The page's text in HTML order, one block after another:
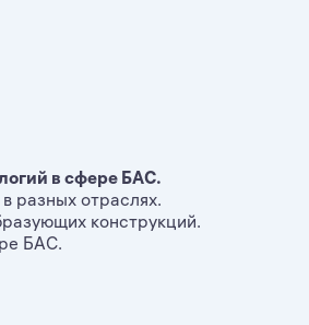
в сфере БАС.
разных отраслях.
конструкций.
БАС.